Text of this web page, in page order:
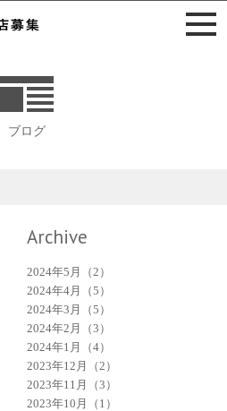
ブログ
Archive
2024年5月（2）
2024年4月（5）
2024年3月（5）
2024年2月（3）
2024年1月（4）
2023年12月（2）
2023年11月（3）
2023年10月（1）